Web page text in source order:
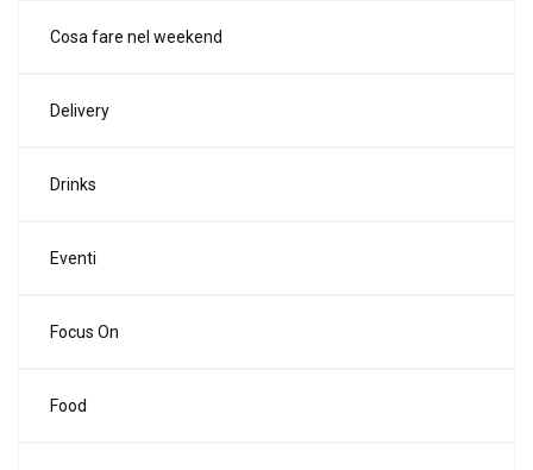
Cosa fare nel weekend
Delivery
Drinks
Eventi
Focus On
Food